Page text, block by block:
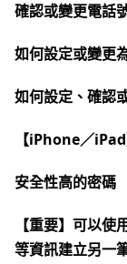
確認或變更電話
如何設定或變更
如何設定、確認
【iPhone／
安全性高的密碼
【重要】可以
等資訊建立另一